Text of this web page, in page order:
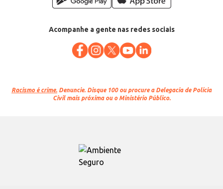
Acompanhe a gente nas redes sociais
Racismo é crime. Denuncie. Disque 100 ou procure a Delegacia de Polícia
Civil mais próxima ou o Ministério Público.